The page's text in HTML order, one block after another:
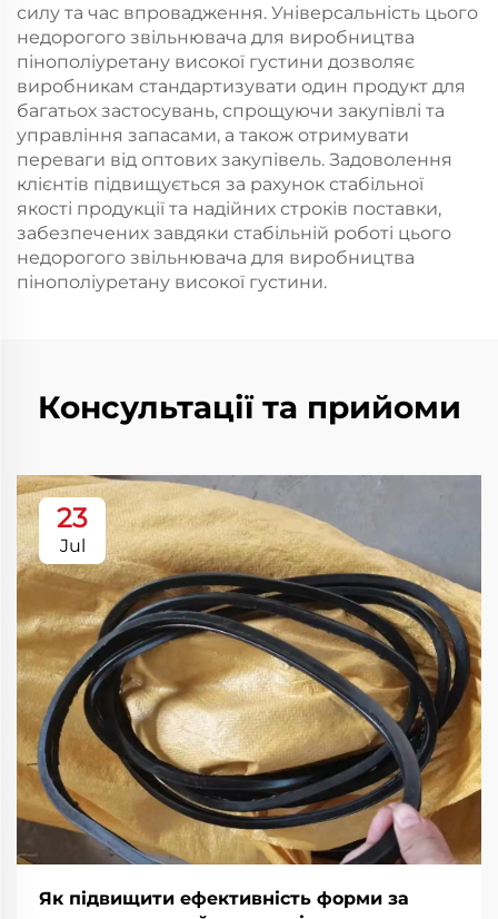
силу та час впровадження. Універсальність цього
недорогого звільнювача для виробництва
пінополіуретану високої густини дозволяє
виробникам стандартизувати один продукт для
багатьох застосувань, спрощуючи закупівлі та
управління запасами, а також отримувати
переваги від оптових закупівель. Задоволення
клієнтів підвищується за рахунок стабільної
якості продукції та надійних строків поставки,
забезпечених завдяки стабільній роботі цього
недорогого звільнювача для виробництва
пінополіуретану високої густини.
Консультації та прийоми
23
Jul
Як підвищити ефективність форми за